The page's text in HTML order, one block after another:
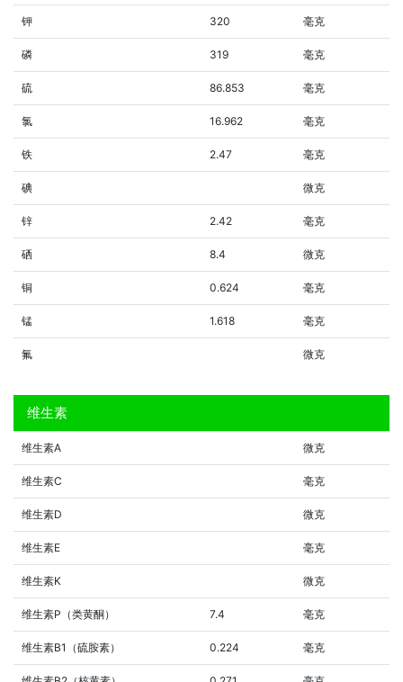
钾 320 毫克
磷 319 毫克
硫 86.853 毫克
氯 16.962 毫克
铁 2.47 毫克
碘 微克
锌 2.42 毫克
硒 8.4 微克
铜 0.624 毫克
锰 1.618 毫克
氟 微克
维生素
维生素A 微克
维生素C 毫克
维生素D 微克
维生素E 毫克
维生素K 微克
维生素P（类黄酮） 7.4 毫克
维生素B1（硫胺素） 0.224 毫克